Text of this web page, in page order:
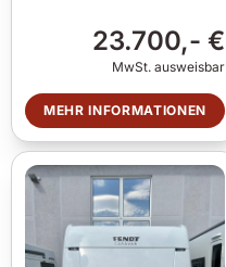
23.700,- €
MwSt. ausweisbar
MEHR INFORMATIONEN